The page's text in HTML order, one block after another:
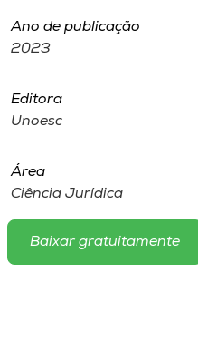
Selecione
A-
Ano de publicação
2023
Editora
Unoesc
Área
Ciência Jurídica
Baixar gratuitamente